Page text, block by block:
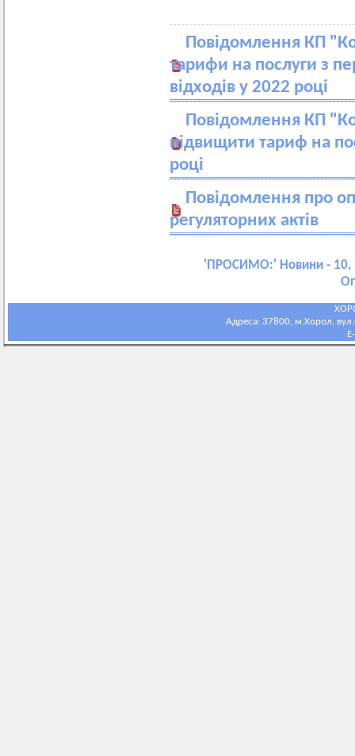
Повідомлення КП
тарифи на послуги з
відходів у 2022 році
Повідомлення КП
підвищити тариф на
році
Повідомлення про
регуляторних актів
' ПРОСИМО:' Новини - 10,
Адреса: 37800, м.Хорол,